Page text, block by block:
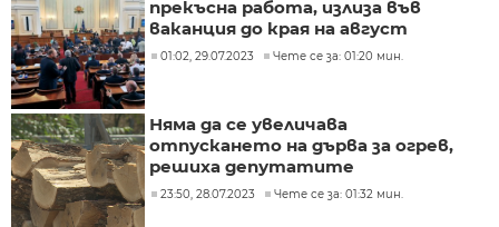
прекъсна работа, излиза във
ваканция до края на август
01:02, 29.07.2023 Чете се за: 01:20 мин.
Няма да се увеличава
отпускането на дърва за огрев,
решиха депутатите
23:50, 28.07.2023 Чете се за: 01:32 мин.